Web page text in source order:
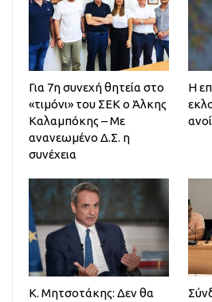
Για 7η συνεχή θητεία στο
«τιμόνι» του ΣΕΚ ο Άλκης
Καλαμπόκης – Με
ανανεωμένο Δ.Σ. η
συνέχεια
Η
Κ. Μητσοτάκης: Δεν θα